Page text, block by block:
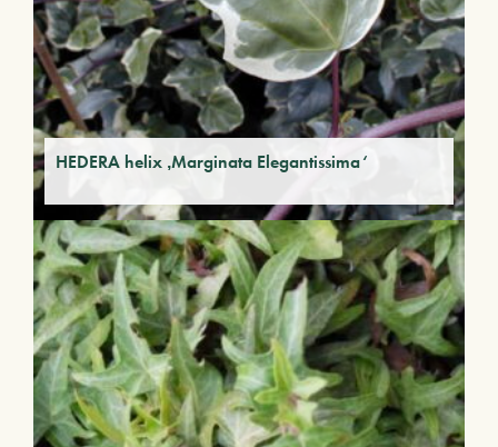
HEDERA helix ‚Marginata Elegantissima‘